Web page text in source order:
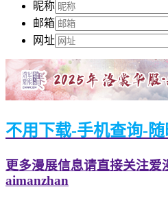
昵称
邮箱
网址
不用下载-手机查询-
更多漫展信息请直接关注爱
aimanzhan